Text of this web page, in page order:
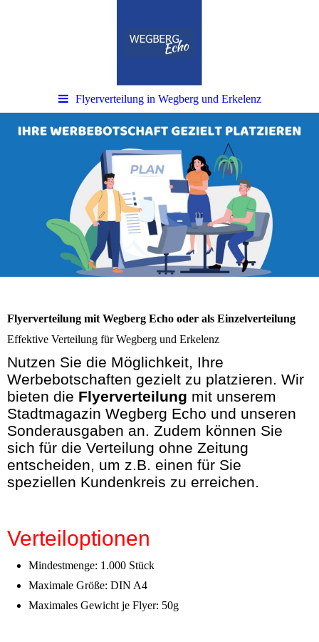
Flyerverteilung in Wegberg und Erkelenz
Flyerverteilung mit Wegberg Echo oder als Einzelverteilung
Effektive Verteilung für Wegberg und Erkelenz
Nutzen Sie die Möglichkeit, Ihre
Werbebotschaften gezielt zu platzieren. Wir
bieten die Flyerverteilung mit unserem
Stadtmagazin Wegberg Echo und unseren
Sonderausgaben an. Zudem können Sie
sich für die Verteilung ohne Zeitung
entscheiden, um z.B. einen für Sie
speziellen Kundenkreis zu erreichen.
Verteiloptionen
Mindestmenge: 1.000 Stück
Maximale Größe: DIN A4
Maximales Gewicht je Flyer: 50g